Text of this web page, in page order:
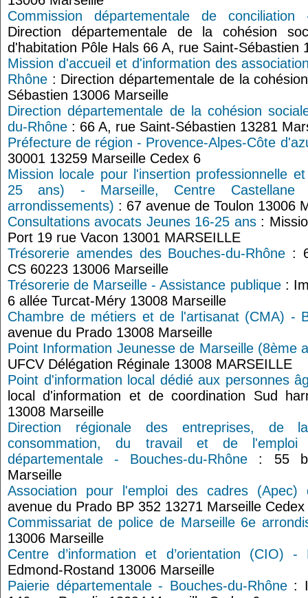
Commission départementale de conciliation
Direction départementale de la cohésion
d'habitation Pôle Hals 66 A, rue Saint-Sébastien
Mission d'accueil et d'information des
Rhône : Direction départementale de la
Sébastien 13006 Marseille
Direction départementale de la cohésion
du-Rhône : 66 A, rue Saint-Sébastien 13281
Préfecture de région - Provence-Alpes-Côte
30001 13259 Marseille Cedex 6
Mission locale pour l'insertion professionnelle
25 ans) - Marseille, Centre
arrondissements) : 67 avenue de Toulon 13006
Consultations avocats Jeunes 16-25 ans:
Port 19 rue Vacon 13001 MARSEILLE
Trésorerie amendes des Bouches-du-Rhône :
CS 60223 13006 Marseille
Trésorerie de Marseille - Assistance publique:
6 allée Turcat-Méry 13008 Marseille
Chambre de métiers et de l'artisanat (CMA) -
avenue du Prado 13008 Marseille
Point Information Jeunesse de Marseille (8ème
UFCV Délégation Réginale 13008 MARSEILLE
Point d'information local dédié aux personnes
local d'information et de coordination Sud
13008 Marseille
Direction régionale des entreprises, de
consommation, du travail et de l'emploi
départementale - Bouches-du-Rhône : 55
Marseille
Association pour l'emploi des cadres (Apec)
avenue du Prado BP 352 13271 Marseille Cedex
Commissariat de police de Marseille 6e
13006 Marseille
Centre d’information et d’orientation (CIO) -
Edmond-Rostand 13006 Marseille
Paierie départementale - Bouches-du-Rhône: